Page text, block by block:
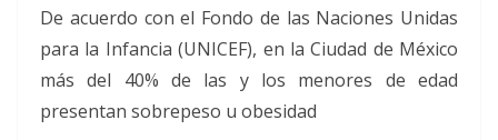
De acuerdo con el Fondo de las Naciones Unidas
para la Infancia (UNICEF), en la Ciudad de México
más del 40% de las y los menores de edad
presentan sobrepeso u obesidad